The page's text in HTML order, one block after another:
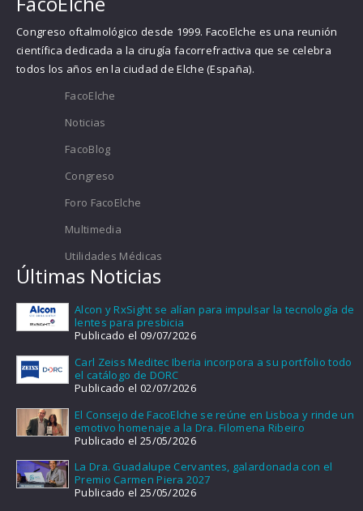
Congreso oftalmológico desde 1999. FacoElche es una reunión
científica dedicada a la cirugía facorrefractiva que se celebra
todos los años en la ciudad de Elche (España).
FacoElche
Noticias
FacoBlog
Congreso
Foro FacoElche
Multimedia
Utilidades Médicas
Últimas Noticias
Alcon y RxSight se alían para impulsar la tecnología de
lentes para presbicia
Publicado el 09/07/2026
Carl Zeiss Meditec Iberia incorpora a su portfolio todo
el catálogo de DORC
Publicado el 02/07/2026
El Consejo de FacoElche se reúne en Lisboa y rinde un
emotivo homenaje a la Dra. Filomena Ribeiro
Publicado el 25/05/2026
La Dra. Guadalupe Cervantes, galardonada con el
Premio Carmen Piera 2027
Publicado el 25/05/2026